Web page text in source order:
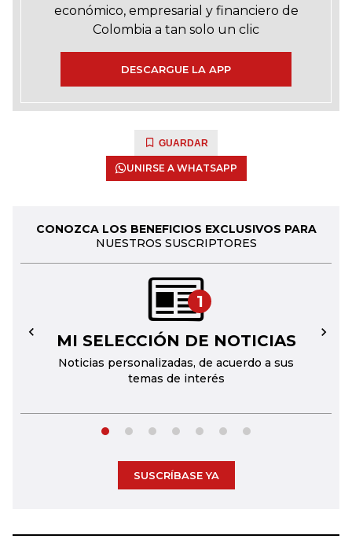
económico, empresarial y financiero de
Colombia a tan solo un clic
DESCARGUE LA APP
GUARDAR
UNIRSE A WHATSAPP
CONOZCA LOS BENEFICIOS EXCLUSIVOS PARA
NUESTROS SUSCRIPTORES
1
MI SELECCIÓN DE NOTICIAS
Noticias personalizadas, de acuerdo a sus
temas de interés
← →
SUSCRÍBASE YA